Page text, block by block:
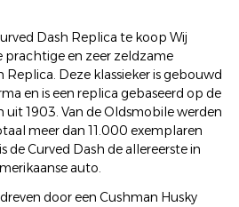
Dash Replica te koop Wij
prachtige en zeer zeldzame
Deze klassieker is gebouwd
en is een replica gebaseerd op de
uit 1903. Van de Oldsmobile werden
meer dan 11.000 exemplaren
de Curved Dash de allereerste in
auto.
door een Cushman Husky